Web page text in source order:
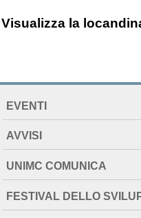
Visualizza la
EXTENDED
EVENTI
AVVISI
UNIMC COMUNICA
FESTIVAL DELLO